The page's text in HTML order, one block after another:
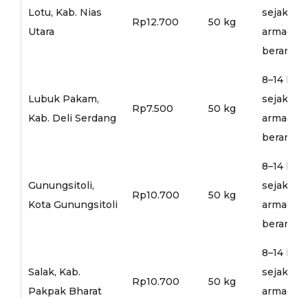
Lotu, Kab. Nias
Utara
Rp12.700 50 kg
sejak
armada
Lubuk Pakam,
Kab. Deli Serdang
Rp7.500 50 kg
8–14 hari
sejak
armada
Gunungsitoli,
Kota Gunungsitoli
Rp10.700 50 kg
8–14 hari
sejak
armada
Salak, Kab.
Pakpak Bharat
Rp10.700 50 kg
8–14 hari
sejak
armada